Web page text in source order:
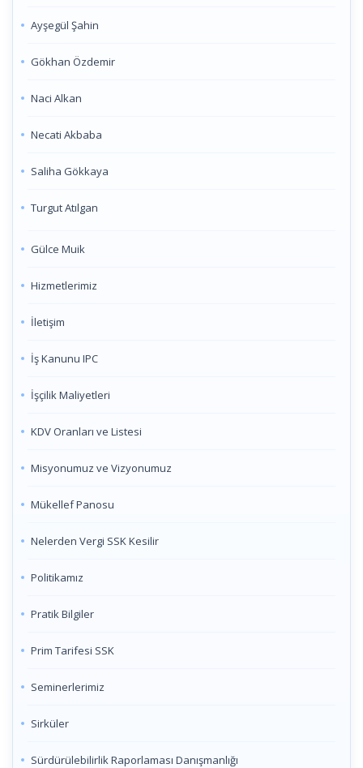
Ayşegül Şahin
Gökhan Özdemir
Naci Alkan
Necati Akbaba
Saliha Gökkaya
Turgut Atılgan
Gülce Muik
Hizmetlerimiz
İletişim
İş Kanunu IPC
İşçilik Maliyetleri
KDV Oranları ve Listesi
Misyonumuz ve Vizyonumuz
Mükellef Panosu
Nelerden Vergi SSK Kesilir
Politikamız
Pratik Bilgiler
Prim Tarifesi SSK
Seminerlerimiz
Sirküler
Sürdürülebilirlik Raporlaması Danışmanlığı